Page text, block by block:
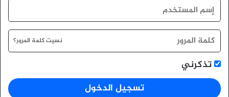
نسيت كلمة المرور؟
تذكرني
تسجيل الدخول